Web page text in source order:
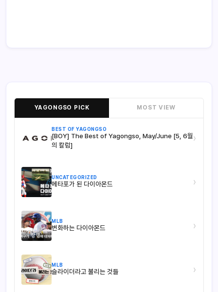
YAGONGSO PICK MOST VIEW
BEST OF YAGONGSO
[BOY] The Best of Yagongso, May/June [5, 6월
의 칼럼]
›
UNCATEGORIZED
메타포가 된 다이아몬드 ›
MLB
변화하는 다이아몬드 ›
MLB
슬라이더라고 불리는 것들 ›